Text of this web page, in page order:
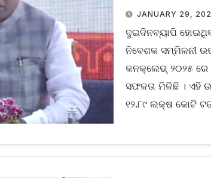
JANUARY 29,
ଦୁଇଦିନବ୍ୟାପି
ନିବେଶକ ସମ୍ମିଳନୀ
କନକ୍ଲେଭ୍ ୨୦୨୫ ରେ
ସଫଳତା ମିଳିଛି । ଏହି
୧୨.୮୯ ଲକ୍ଷ କୋଟି